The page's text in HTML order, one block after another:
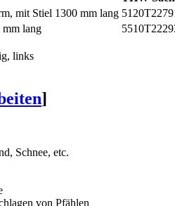
mit Stiel 1300 mm lang
mm lang
links
]
Schnee, etc.
von Pfählen